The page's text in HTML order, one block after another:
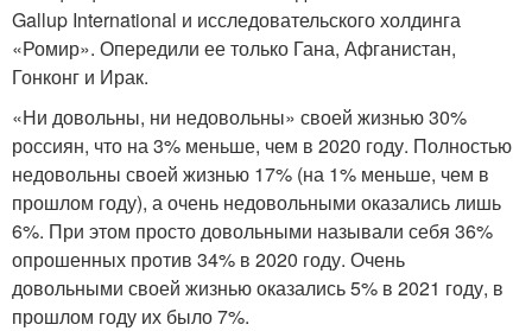
Gallup International и исследовательского холдинга
«Ромир». Опередили ее только Гана, Афганистан,
Гонконг и Ирак.
«Ни довольны, ни недовольны» своей жизнью 30%
россиян, что на 3% меньше, чем в 2020 году. Полностью
недовольны своей жизнью 17% (на 1% меньше, чем в
прошлом году), а очень недовольными оказались лишь
6%. При этом просто довольными называли себя 36%
опрошенных против 34% в 2020 году. Очень
довольными своей жизнью оказались 5% в 2021 году, в
прошлом году их было 7%.